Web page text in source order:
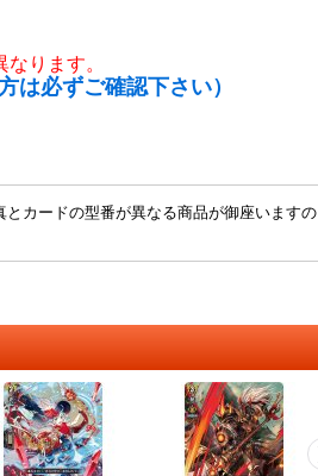
ります。
は必ずご確認下さい）
カードの型番が異なる商品が御座いますの